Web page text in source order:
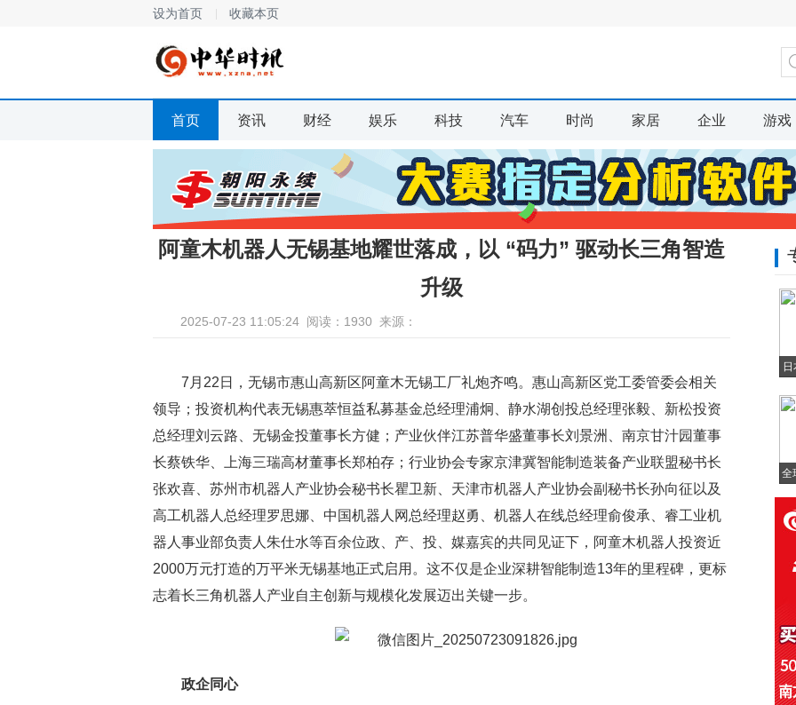
设为首页 收藏本页
首页 资讯 财经 娱乐 科技 汽车 时尚 家居 企业 游戏
阿童木机器人无锡基地耀世落成，以 “码力” 驱动长三角智造
升级
2025-07-23 11:05:24 阅读：1930 来源：
7月22日，无锡市惠山高新区阿童木无锡工厂礼炮齐鸣。惠山高新区党工委管委会相关
领导；投资机构代表无锡惠萃恒益私募基金总经理浦炯、静水湖创投总经理张毅、新松投资
总经理刘云路、无锡金投董事长方健；产业伙伴江苏普华盛董事长刘景洲、南京甘汁园董事
长蔡铁华、上海三瑞高材董事长郑柏存；行业协会专家京津冀智能制造装备产业联盟秘书长
张欢喜、苏州市机器人产业协会秘书长瞿卫新、天津市机器人产业协会副秘书长孙向征以及
高工机器人总经理罗思娜、中国机器人网总经理赵勇、机器人在线总经理俞俊承、睿工业机
器人事业部负责人朱仕水等百余位政、产、投、媒嘉宾的共同见证下，阿童木机器人投资近
2000万元打造的万平米无锡基地正式启用。这不仅是企业深耕智能制造13年的里程碑，更标
志着长三角机器人产业自主创新与规模化发展迈出关键一步。
政企同心
全